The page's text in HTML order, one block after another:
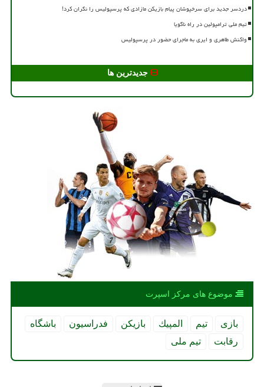
دردسر جدید برای سرخپوشان پیام بازیکن مازادی که پرسپولیس را نگران کرد!
تیم ملی ترامپولین در راه ناگویا
واکنش طاهری و ایری به ماجرای حضور در پرسپولیس
جدیدترین ها
موضوع های مركز اسپرت
بازی تیم المپیك بازیكن فدراسیون
باشگاه
رقابت
تیم ملی